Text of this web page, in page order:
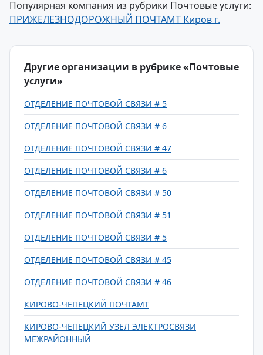
Популярная компания из рубрики Почтовые услуги:
ПРИЖЕЛЕЗНОДОРОЖНЫЙ ПОЧТАМТ Киров г.
Другие организации в рубрике «Почтовые
услуги»
ОТДЕЛЕНИЕ ПОЧТОВОЙ СВЯЗИ # 5
ОТДЕЛЕНИЕ ПОЧТОВОЙ СВЯЗИ # 6
ОТДЕЛЕНИЕ ПОЧТОВОЙ СВЯЗИ # 47
ОТДЕЛЕНИЕ ПОЧТОВОЙ СВЯЗИ # 6
ОТДЕЛЕНИЕ ПОЧТОВОЙ СВЯЗИ # 50
ОТДЕЛЕНИЕ ПОЧТОВОЙ СВЯЗИ # 51
ОТДЕЛЕНИЕ ПОЧТОВОЙ СВЯЗИ # 5
ОТДЕЛЕНИЕ ПОЧТОВОЙ СВЯЗИ # 45
ОТДЕЛЕНИЕ ПОЧТОВОЙ СВЯЗИ # 46
КИРОВО-ЧЕПЕЦКИЙ ПОЧТАМТ
КИРОВО-ЧЕПЕЦКИЙ УЗЕЛ ЭЛЕКТРОСВЯЗИ
МЕЖРАЙОННЫЙ